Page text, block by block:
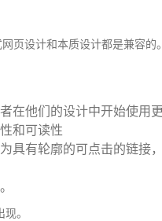
页设计和本质设计都是兼容的。
他们的设计中开始使用更
和可读性
具有轮廓的可点击的链接
。